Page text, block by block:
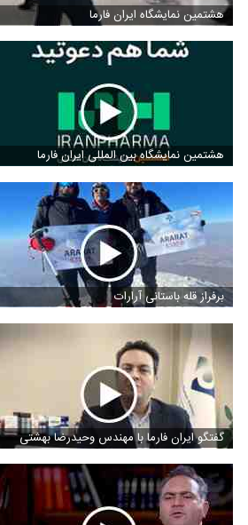
هشتمین نمایشگاه ایران فارما
هشتمین نمایشگاه بین المللی ایران فارما
برفراز قله باستانی آرارات
گفتگو ایران فارما با مهندس وحیدرضا بهشتی